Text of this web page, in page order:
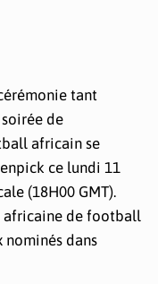
tant
de
africain se
ce lundi 11
(18H00 GMT).
africaine de football
nominés dans